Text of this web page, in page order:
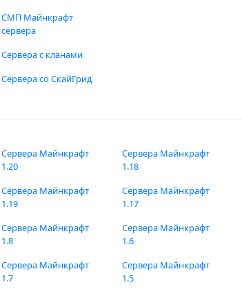
СМП Майнкрафт
сервера
Сервера с кланами
Сервера со СкайГрид
Сервера Майнкрафт
1.20
Сервера Майнкрафт
1.19
Сервера Майнкрафт
1.18
Сервера Майнкрафт
1.17
Сервера Майнкрафт
1.8
Сервера Майнкрафт
1.7
Сервера Майнкрафт
1.6
Сервера Майнкрафт
1.5